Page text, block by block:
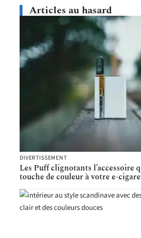
Articles au hasard
DIVERTISSEMENT
Les Puff clignotants l’accessoire
touche de couleur à votre e-